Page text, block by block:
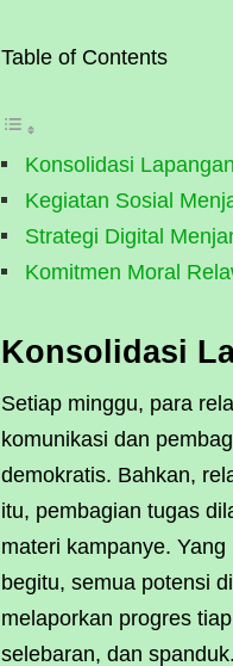
Table of Contents
Konsolidasi
Kegiatan Sosial
Strategi Digital
Komitmen Moral
Konsolidasi
Setiap minggu, para
komunikasi dan
demokratis. Bahkan,
itu, pembagian tugas
materi kampanye.
begitu, semua potensi
melaporkan progres
selebaran, dan